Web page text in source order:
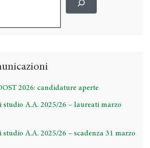
2026: candidature aperte
studio A.A. 2025/26 – laureati marzo
A.A. 2025/26 – scadenza 31 marzo